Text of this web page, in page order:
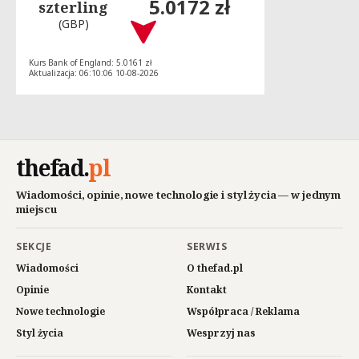
szterling
(GBP)
5.0172 zł
Kurs Bank of England: 5.0161 zł
Aktualizacja: 06:10:06 10-08-2026
thefad.pl
Wiadomości, opinie, nowe technologie i styl życia — w jednym
miejscu
SEKCJE
Wiadomości
Opinie
Nowe technologie
Styl życia
SERWIS
O thefad.pl
Kontakt
Współpraca / Reklama
Wesprzyj nas